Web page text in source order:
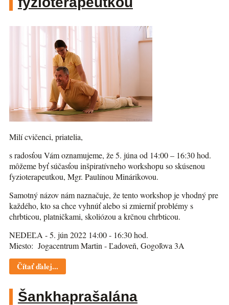
Milí cvičenci, priatelia,
s radosťou Vám oznamujeme, že 5. júna od 14:00 – 16:30 hod.
môžeme byť súčasťou inšpiratívneho workshopu so skúsenou
fyzioterapeutkou, Mgr. Paulínou Minárikovou.
Samotný názov nám naznačuje, že tento workshop je vhodný pre
každého, kto sa chce vyhnúť alebo si zmierniť problémy s
chrbticou, platničkami, skoliózou a krčnou chrbticou.
NEDEĽA - 5. jún 2022 14:00 - 16:30 hod.
Miesto: Jogacentrum Martin - Ľadoveň, Gogoľova 3A
Čítať ďalej...
Šankhaprašalána